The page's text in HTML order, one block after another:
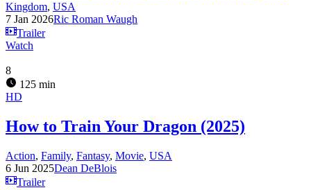
Kingdom, USA
7 Jan 2026Ric Roman Waugh
Trailer
Watch
8
125 min
HD
How to Train Your Dragon (2025)
Action, Family, Fantasy, Movie, USA
6 Jun 2025Dean DeBlois
Trailer